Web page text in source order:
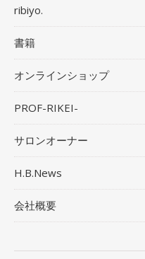
ribiyo.
書籍
オンラインショップ
PROF-RIKEI-
サロンオーナー
H.B.News
会社概要